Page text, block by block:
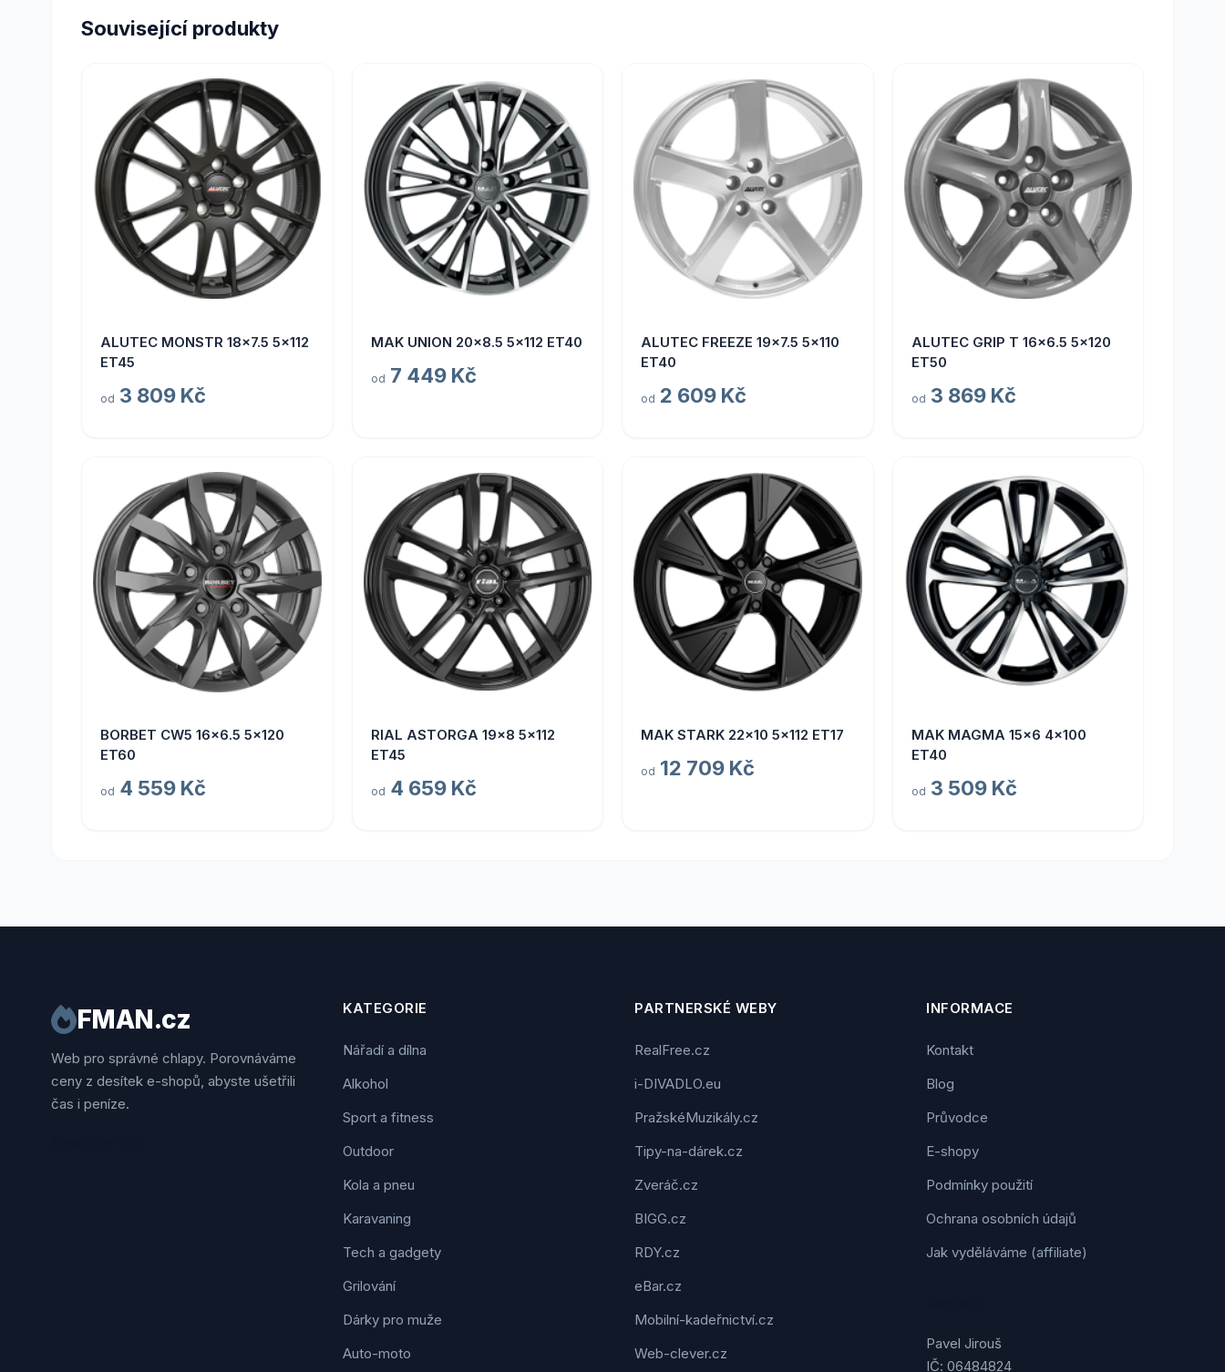
Související produkty
ALUTEC MONSTR 18x7.5 5x112
ET45
od 3 809 Kč
MAK UNION 20x8.5 5x112 ET40
od 7 449 Kč
ALUTEC FREEZE 19x7.5 5x110
ET40
od 2 609 Kč
ALUTEC GRIP T 16x6.5 5x120
ET50
od 3 869 Kč
BORBET CW5 16x6.5 5x120
ET60
od 4 559 Kč
RIAL ASTORGA 19x8 5x112
ET45
od 4 659 Kč
MAK STARK 22x10 5x112 ET17
od 12 709 Kč
MAK MAGMA 15x6 4x100
ET40
od 3 509 Kč
FMAN.cz
Web pro správné chlapy. Porovnáváme
ceny z desítek e-shopů, abyste ušetřili
čas i peníze.
KATEGORIE
Nářadí a dílna
Alkohol
Sport a fitness
Outdoor
Kola a pneu
Karavaning
Tech a gadgety
Grilování
Dárky pro muže
Auto-moto
PARTNERSKÉ WEBY
RealFree.cz
i-DIVADLO.eu
PražskéMuzikály.cz
Tipy-na-dárek.cz
Zveráč.cz
BIGG.cz
RDY.cz
eBar.cz
Mobilní-kadeřnictví.cz
Web-clever.cz
INFORMACE
Kontakt
Blog
Průvodce
E-shopy
Podmínky použití
Ochrana osobních údajů
Jak vyděláváme (affiliate)
Pavel Jirouš
IČ: 06484824